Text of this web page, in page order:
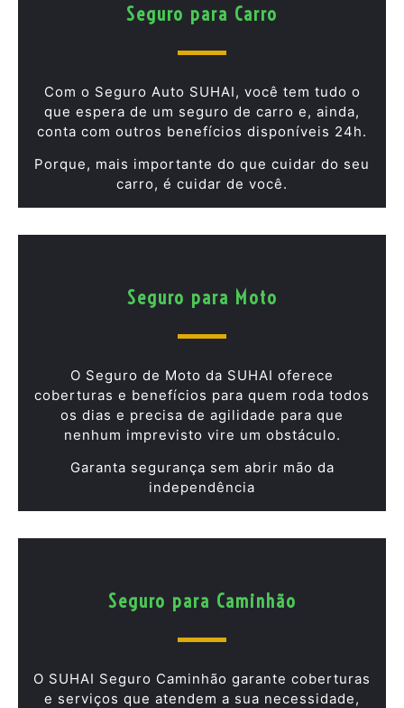
Seguro para Carro
Com o Seguro Auto SUHAI, você tem tudo o
que espera de um seguro de carro e, ainda,
conta com outros benefícios disponíveis 24h.
Porque, mais importante do que cuidar do seu
carro, é cuidar de você.
Seguro para Moto
O Seguro de Moto da SUHAI oferece
coberturas e benefícios para quem roda todos
os dias e precisa de agilidade para que
nenhum imprevisto vire um obstáculo.
Garanta segurança sem abrir mão da
independência
Seguro para Caminhão
O SUHAI Seguro Caminhão garante coberturas
e serviços que atendem a sua necessidade,